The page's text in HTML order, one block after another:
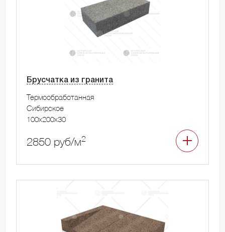
Брусчатка из гранита
Термообработанная
Сибирское
100x200x30
2850 руб/м2